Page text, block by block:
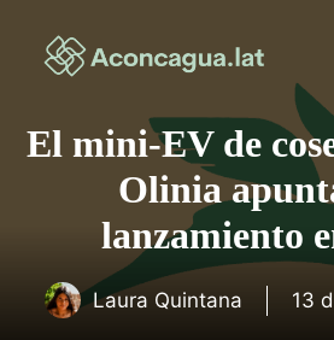
contenido
El mini-EV de
Olinia
lanzamiento
Laura Quintana 13